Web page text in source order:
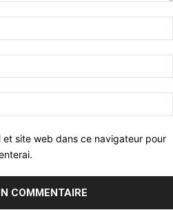
et site web dans ce navigateur pour